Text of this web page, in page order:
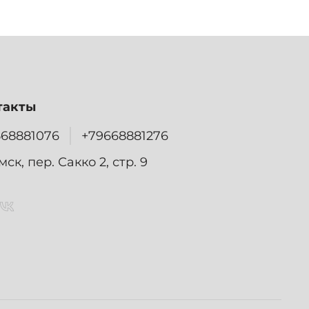
+79668881276
пер. Сакко 2, стр. 9